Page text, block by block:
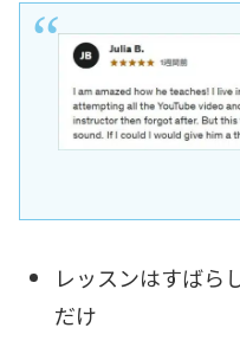
レッスンはすばら
だけ